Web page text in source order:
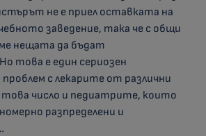
не е приел оставката на
заведение, така че с общи
нещата да бъдат
това е един сериозен
с лекарите от различни
това число и педиатрите, които
разпределени и